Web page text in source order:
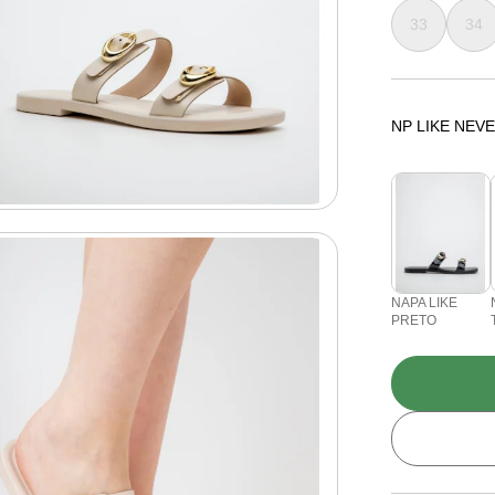
33 34
NP LIKE NEVE
NAPA LIKE
PRETO